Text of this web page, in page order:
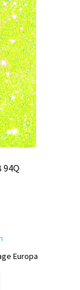
Optionen
können
auf
der
Produktseite
gewählt
werden
94Q
Europa